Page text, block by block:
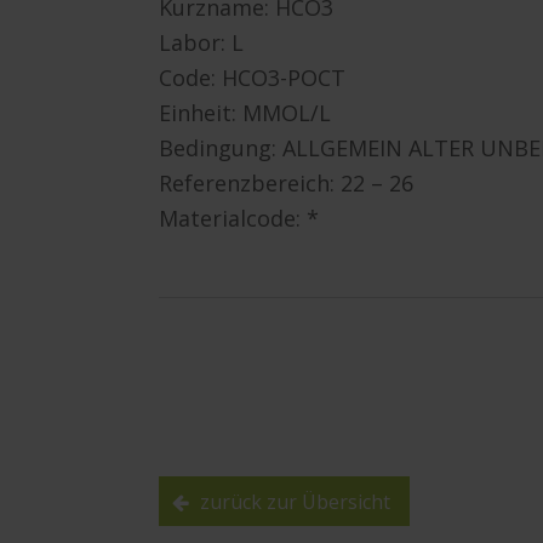
Kurzname: HCO3
Labor: L
Code: HCO3-POCT
Einheit: MMOL/L
Bedingung: ALLGEMEIN ALTER
Referenzbereich: 22 – 26
Materialcode: *
zurück zur Übersicht